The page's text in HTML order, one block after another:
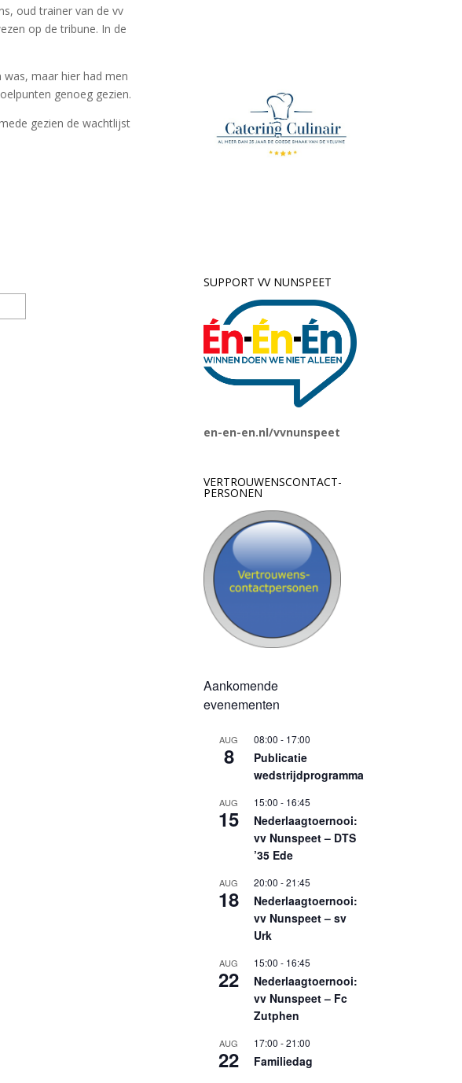
oud trainer van de vv
op de tribune. In de
maar hier had men
genoeg gezien.
gezien de wachtlijst
SUPPORT VV NUNSPEET
en-en-en.nl/vvnunspeet
VERTROUWENSCONTACT-
PERSONEN
Aankomende
evenementen
AUG
8
08:00 - 17:00
Publicatie
wedstrijdprogramma
AUG
15
15:00 - 16:45
Nederlaagtoernooi:
vv Nunspeet – DTS
’35 Ede
AUG
18
20:00 -21:45
Nederlaagtoernooi:
vv Nunspeet – sv
Urk
AUG
22
15:00 - 16:45
Nederlaagtoernooi:
vv Nunspeet – Fc
Zutphen
AUG
22
17:00 -21:00
Familiedag